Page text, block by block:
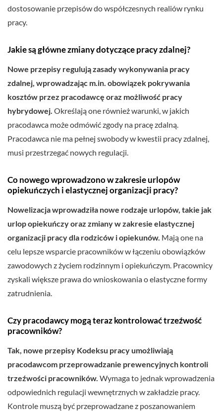
dostosowanie przepisów do współczesnych realiów rynku
pracy.
Jakie są główne zmiany dotyczące pracy zdalnej?
Nowe przepisy regulują zasady wykonywania pracy
zdalnej, wprowadzając m.in. obowiązek pokrywania
kosztów przez pracodawcę oraz możliwość pracy
hybrydowej. Określają one również warunki, w jakich
pracodawca może odmówić zgody na pracę zdalną.
Pracodawca nie ma pełnej swobody w kwestii pracy zdalnej,
musi przestrzegać nowych regulacji.
Co nowego wprowadzono w zakresie urlopów
opiekuńczych i elastycznej organizacji pracy?
Nowelizacja wprowadziła nowe rodzaje urlopów, takie jak
urlop opiekuńczy oraz zmiany w zakresie elastycznej
organizacji pracy dla rodziców i opiekunów. Mają one na
celu lepsze wsparcie pracowników w łączeniu obowiązków
zawodowych z życiem rodzinnym i opiekuńczym. Pracownicy
zyskali większe prawa do wnioskowania o elastyczne formy
zatrudnienia.
Czy pracodawcy mogą teraz kontrolować trzeźwość
pracowników?
Tak, nowe przepisy Kodeksu pracy umożliwiają
pracodawcom przeprowadzanie prewencyjnych kontroli
trzeźwości pracowników. Wymaga to jednak wprowadzenia
odpowiednich regulacji wewnętrznych w zakładzie pracy.
Kontrole muszą być przeprowadzane z poszanowaniem